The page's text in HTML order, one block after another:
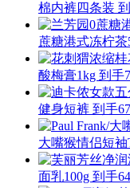
棉内裤四条装
蔗糖港式冻柠茶
酸梅膏1kg 到手
健身短裤 到手
大嘴猴情侣短
面乳100g 到手